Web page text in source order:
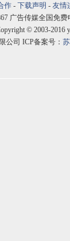
作 - 下载声明 - 友情
广告传媒全国免费
© 2003-2016
公司 ICP备案号：